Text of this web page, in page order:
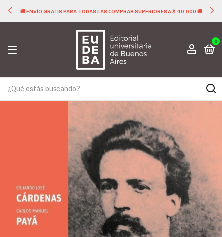
🚚 ENVÍO GRATIS PARA TODAS LAS COMPRAS SUPERIORES A $ 40.000 🚚
0